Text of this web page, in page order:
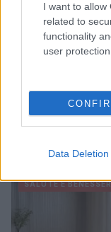
I want to allow
related to
functionality
user protection.
Data Deletion
Roberto Capelli · 8 Ago
SALUTE E